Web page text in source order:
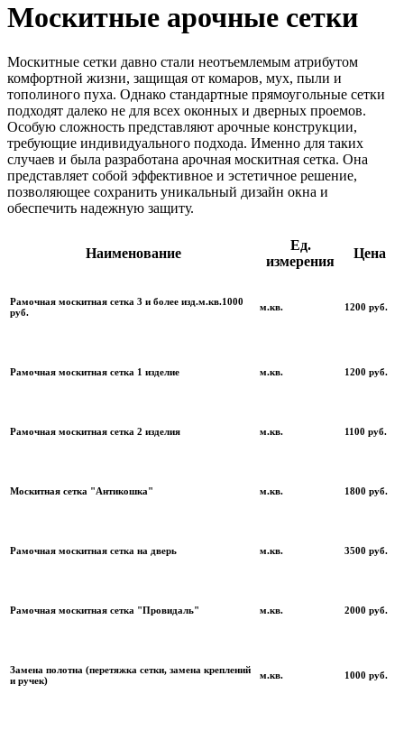
Москитные арочные сетки
Москитные сетки давно стали неотъемлемым атрибутом
комфортной жизни, защищая от комаров, мух, пыли и
тополиного пуха. Однако стандартные прямоугольные сетки
подходят далеко не для всех оконных и дверных проемов.
Особую сложность представляют арочные конструкции,
требующие индивидуального подхода. Именно для таких
случаев и была разработана арочная москитная сетка. Она
представляет собой эффективное и эстетичное решение,
позволяющее сохранить уникальный дизайн окна и
обеспечить надежную защиту.
Наименование
Ед.
измерения
Цена
Рамочная москитная сетка 3 и более изд.м.кв.1000
руб.
м.кв. 1200 руб.
Рамочная москитная сетка 1 изделие м.кв. 1200 руб.
Рамочная москитная сетка 2 изделия м.кв. 1100 руб.
Москитная сетка "Антикошка" м.кв. 1800 руб.
Рамочная москитная сетка на дверь м.кв. 3500 руб.
Рамочная москитная сетка "Провидаль" м.кв. 2000 руб.
Замена полотна (перетяжка сетки, замена креплений
и ручек)
м.кв. 1000 руб.